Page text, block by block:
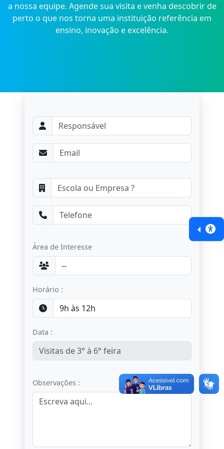
a nossa equipe. Agende sua visita e venha descobrir de
perto o que nos torna uma instituição referência em
ensino, inovação e excelência.
Àrea de Interesse
Horário :
Data :
Observações :